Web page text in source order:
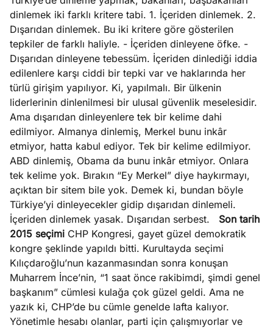
dinlemek iki farklı kritere tabi. 1. İçeriden dinlemek. 2.
Dışarıdan dinlemek. Bu iki kritere göre gösterilen
tepkiler de farklı haliyle. - İçeriden dinleyene öfke. -
Dışarıdan dinleyene tebessüm. İçeriden dinlediği iddia
edilenlere karşı ciddi bir tepki var ve haklarında her
türlü girişim yapılıyor. Ki, yapılmalı. Bir ülkenin
liderlerinin dinlenilmesi bir ulusal güvenlik meselesidir.
Ama dışarıdan dinleyenlere tek bir kelime dahi
edilmiyor. Almanya dinlemiş, Merkel bunu inkâr
etmiyor, hatta kabul ediyor. Tek bir kelime edilmiyor.
ABD dinlemiş, Obama da bunu inkâr etmiyor. Onlara
tek kelime yok. Bırakın “Ey Merkel” diye haykırmayı,
açıktan bir sitem bile yok. Demek ki, bundan böyle
Türkiye’yi dinleyecekler gidip dışarıdan dinlemeli.
İçeriden dinlemek yasak. Dışarıdan serbest. Son tarih
2015 seçimi CHP Kongresi, gayet güzel demokratik
kongre şeklinde yapıldı bitti. Kurultayda seçimi
Kılıçdaroğlu’nun kazanmasından sonra konuşan
Muharrem İnce’nin, “1 saat önce rakibimdi, şimdi genel
başkanım” cümlesi kulağa çok güzel geldi. Ama ne
yazık ki, CHP’de bu cümle genelde lafta kalıyor.
Yönetimle hesabı olanlar, parti için çalışmıyorlar ve